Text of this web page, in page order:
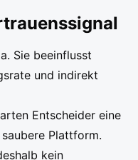
Sie beeinflusst
und indirekt
Entscheider eine
Plattform.
kein